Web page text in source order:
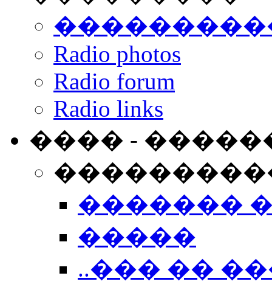
Radio photos
Radio forum
Radio links
���� -
�������
�����
..��� ��